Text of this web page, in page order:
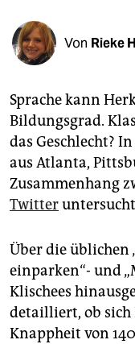
veranstaltungen
shop
unterstützen
abo
genossenschaft
epaper login
Von Rieke
Sprache kann
Bildungsgrad.
das Geschlecht?
aus Atlanta,
Zusammenhang
Twitter
Über die üblichen
einparken“- und
Klischees
detailliert, ob
Knappheit von